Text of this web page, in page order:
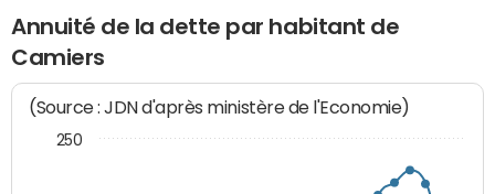
Annuité de la dette par habitant de
Camiers
(Source : JDN d'après ministère de l'Economie)
250